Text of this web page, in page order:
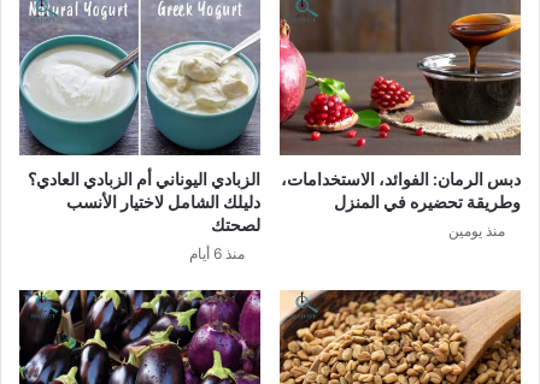
دبس الرمان: الفوائد، الاستخدامات،
وطريقة تحضيره في المنزل
منذ يومين
الزبادي اليوناني أم الزبادي العادي؟
دليلك الشامل لاختيار الأنسب
لصحتك
منذ 6 أيام